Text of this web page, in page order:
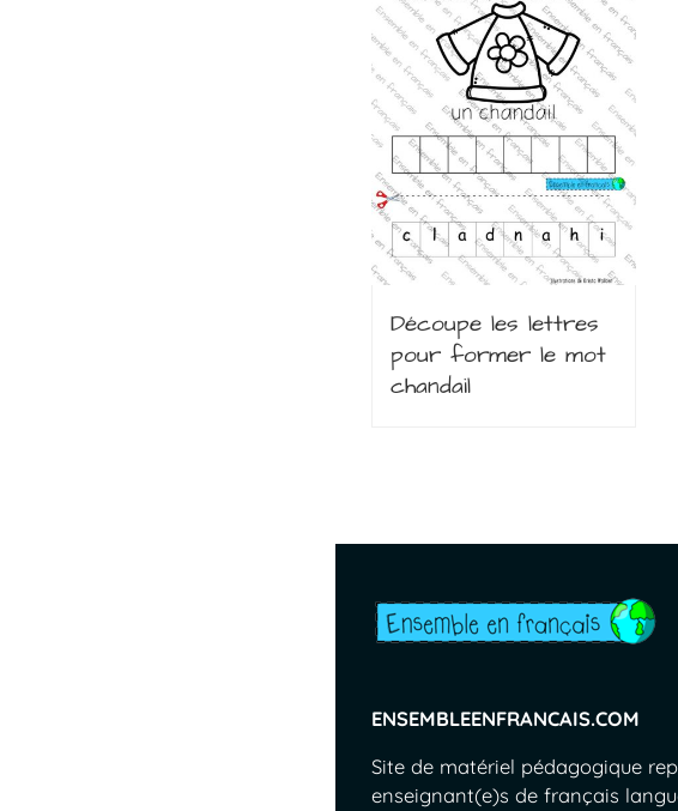
Découpe les lettres
pour former le mot
chandail
ENSEMBLEENFRANCAIS.COM
Site de matériel pédagogique
enseignant(e)s de français